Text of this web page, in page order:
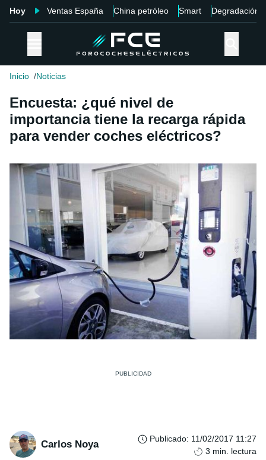
Hoy Ventas España China petróleo Smart Degradación
Inicio Noticias
Encuesta: ¿qué nivel de
importancia tiene la recarga rápida
para vender coches eléctricos?
Carlos Noya Publicado: 11/02/2017 11:27
3 min. lectura